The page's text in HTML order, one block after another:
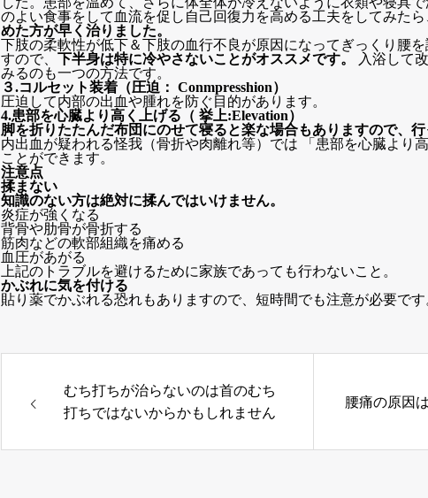
のよい食事をして血流を促し自己回復力を高める工夫をしてみたら
めた方が早く治りました。
下肢の柔軟性が低下＆下肢の血行不良が原因になってぎっくり腰
すので、 下半身は特に冷やさないことがオススメです。
入浴して
みるのも一つの方法です。
３.コルセット装着（圧迫： Conmpresshion）
圧迫して内部の出血や腫れを防ぐ目的があります。
4.患部を心臓より高く上げる（ 挙上:Elevation）
脚を折りたたんだ布団にのせて寝ると楽な場合もありますので、行
内出血が疑われる怪我（骨折や肉離れ等）では 「患部を心臓より
ことができます。
注意点
揉まない
知識のない方は絶対に揉んではいけません。
炎症が強くなる
背骨や肋骨が骨折する
筋肉などの軟部組織を痛める
血圧があがる
上記のトラブルを避けるために家族であっても行わないこと。
かぶれに気を付ける
貼り薬でかぶれる恐れもありますので、短時間でも注意が必要です
むち打ちが治らないのは首のむち
打ちではないからかもしれません
腰痛の原因